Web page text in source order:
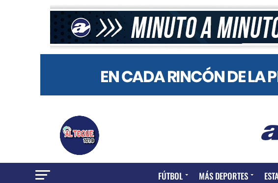
FÚTBOL MÁS DEPORTES